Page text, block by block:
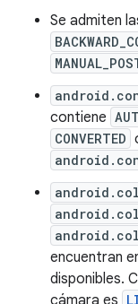
Se admiten
contiene
CONVERTED
encuentran
disponibles.
cámara es